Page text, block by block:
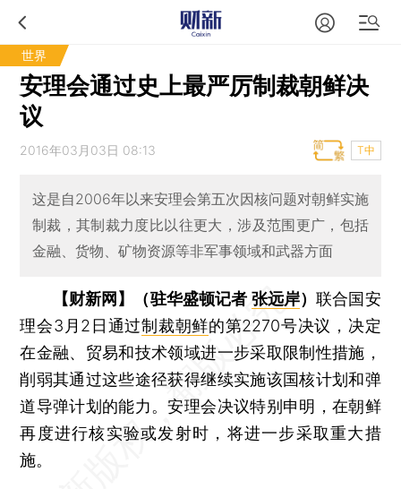
世界
安理会通过史上最严厉制裁朝鲜决
议
2016年03月03日 08:13 T中
这是自2006年以来安理会第五次因核问题对朝鲜实施
制裁，其制裁力度比以往更大，涉及范围更广，包括
金融、货物、矿物资源等非军事领域和武器方面
【财新网】（驻华盛顿记者 张远岸）联合国安
理会3月2日通过制裁朝鲜的第2270号决议，决定
在金融、贸易和技术领域进一步采取限制性措施，
削弱其通过这些途径获得继续实施该国核计划和弹
道导弹计划的能力。安理会决议特别申明，在朝鲜
再度进行核实验或发射时，将进一步采取重大措
施。